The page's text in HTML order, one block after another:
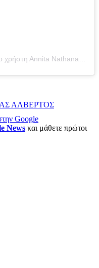
ΑΛΒΕΡΤΟΣ
Google
News και μάθετε πρώτοι